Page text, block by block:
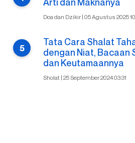
Doa dan Dzikir | 05 Agustus 2025
Tata Cara Shalat
dengan Niat, Bacaan
dan Keutamaannya
Sholat | 25 September 2024 03:31